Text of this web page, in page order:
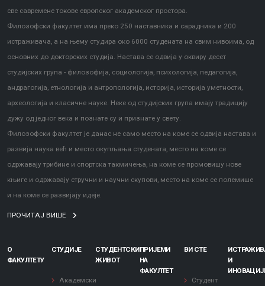
све савремене токове европског академског простора.
Филозофски факултет има преко 250 наставника и сарадника и 200
истраживача, а на њему студира око 6000 студената на свим нивоима, од
основних до докторских студија. Настава се одвија у оквиру десет
студијских група - филозофија, социологија, психологија, педагогија,
андрагогија, етнологија и антропологија, историја, историја уметности,
археологија и класичне науке. Неке од студијских група имају традицију
дужу од једног века и познате су и признате у свету.
Филозофски факултет је данас не само место на коме се одвија настава и
развија наука већ и место окупљања студената, место на коме се
одржавају трибине и спортска такмичења, на коме се промовишу нове
књиге и одржавају стручни и научни скупови, место на коме се полемише
и на коме се развијају идеје.
ПРОЧИТАЈ ВИШЕ
О
ФАКУЛТЕТУ
СТУДИЈЕ
Академски
СТУДЕНТСКИ
ЖИВОТ
ПРИЈЕМИ
НА
ФАКУЛТЕТ
ВИ СТЕ
Студент
И